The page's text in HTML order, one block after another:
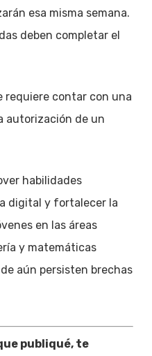
esa misma semana.
deben completar el
requiere contar con una
autorización de un
habilidades
digital y fortalecer la
en las áreas
y matemáticas
aún persisten brechas
publiqué, te